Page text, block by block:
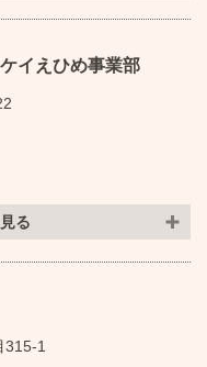
イえひめ事業部
る
315-1